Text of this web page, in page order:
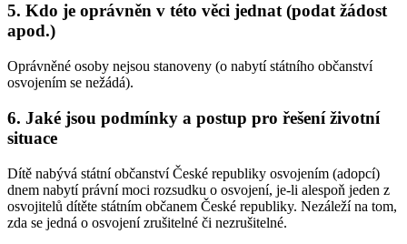
5. Kdo je oprávněn v této věci jednat (podat žádost
apod.)
Oprávněné osoby nejsou stanoveny (o nabytí státního občanství
osvojením se nežádá).
6. Jaké jsou podmínky a postup pro řešení životní
situace
Dítě nabývá státní občanství České republiky osvojením (adopcí)
dnem nabytí právní moci rozsudku o osvojení, je-li alespoň jeden z
osvojitelů dítěte státním občanem České republiky. Nezáleží na tom,
zda se jedná o osvojení zrušitelné či nezrušitelné.